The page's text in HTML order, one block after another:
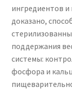
ингредиентов
доказано,
поддержания
системы:
фосфора и